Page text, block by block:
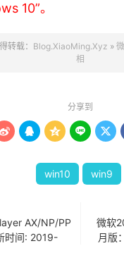
10”。
转载： Blog.XiaoMing.Xyz »
相
分享到
   
win10 win9
AX/NP/PP
时间: 2019-
微软
月版